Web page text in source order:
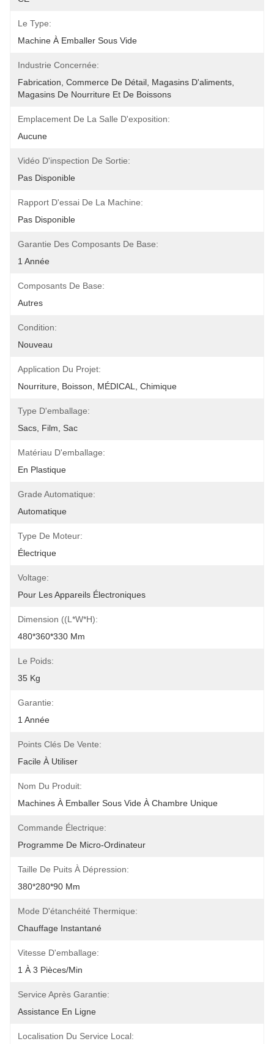
Le Type:
Machine À Emballer Sous Vide
Industrie Concernée:
Fabrication, Commerce De Détail, Magasins D'aliments,
Magasins De Nourriture Et De Boissons
Emplacement De La Salle D'exposition:
Aucune
Vidéo D'inspection De Sortie:
Pas Disponible
Rapport D'essai De La Machine:
Pas Disponible
Garantie Des Composants De Base:
1 Année
Composants De Base:
Autres
Condition:
Nouveau
Application Du Projet:
Nourriture, Boisson, MÉDICAL, Chimique
Type D'emballage:
Sacs, Film, Sac
Matériau D'emballage:
En Plastique
Grade Automatique:
Automatique
Type De Moteur:
Électrique
Voltage:
Pour Les Appareils Électroniques
Dimension ((L*W*H):
480*360*330 Mm
Le Poids:
35 Kg
Garantie:
1 Année
Points Clés De Vente:
Facile À Utiliser
Nom Du Produit:
Machines À Emballer Sous Vide À Chambre Unique
Commande Électrique:
Programme De Micro-Ordinateur
Taille De Puits À Dépression:
380*280*90 Mm
Mode D'étanchéité Thermique:
Chauffage Instantané
Vitesse D'emballage:
1 À 3 Pièces/min
Service Après Garantie:
Assistance En Ligne
Localisation Du Service Local: